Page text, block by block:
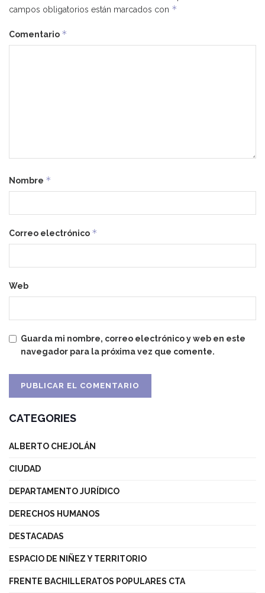
campos obligatorios están marcados con *
Comentario *
Nombre *
Correo electrónico *
Web
Guarda mi nombre, correo electrónico y web en este
navegador para la próxima vez que comente.
CATEGORIES
ALBERTO CHEJOLÁN
CIUDAD
DEPARTAMENTO JURÍDICO
DERECHOS HUMANOS
DESTACADAS
ESPACIO DE NIÑEZ Y TERRITORIO
FRENTE BACHILLERATOS POPULARES CTA